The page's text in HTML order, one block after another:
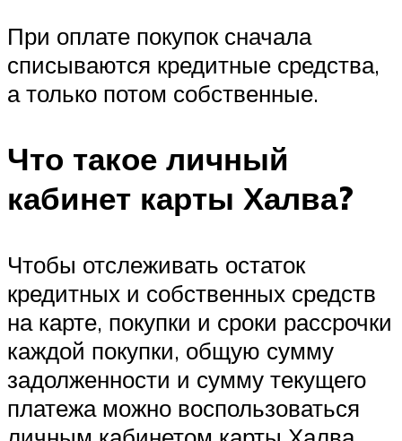
При оплате покупок сначала
списываются кредитные средства,
а только потом собственные.
Что такое личный
кабинет карты Халва?
Чтобы отслеживать остаток
кредитных и собственных средств
на карте, покупки и сроки рассрочки
каждой покупки, общую сумму
задолженности и сумму текущего
платежа можно воспользоваться